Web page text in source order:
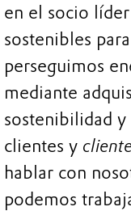
en el socio
sostenibles
perseguimos
mediante
sostenibilidad
clientes y
hablar con
podemos